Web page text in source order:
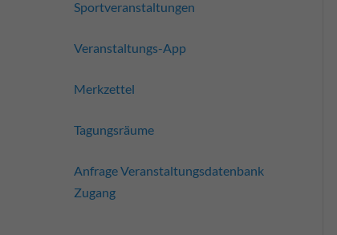
Sportveranstaltungen
Veranstaltungs-App
Merkzettel
Tagungsräume
Anfrage Veranstaltungsdatenbank
Zugang